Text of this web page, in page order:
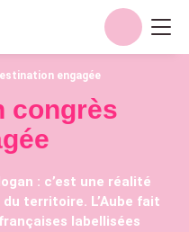
engagée
congrès
: c’est une réalité
territoire. L’Aube fait
labellisées